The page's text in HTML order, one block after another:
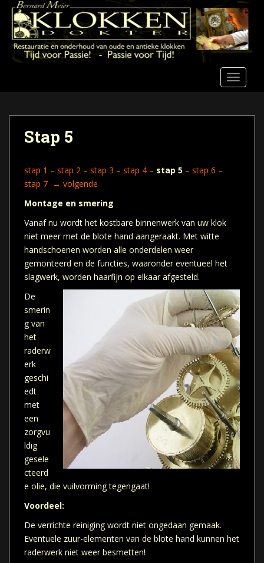
Stap 5
stap 1 – stap 2 – stap 3 – stap 4 – stap 5 – stap 6 –
stap 7 → volgende
Montage en smering
Vanaf nu wordt het kostbare binnenwerk van uw klok
niet meer met de blote hand aangeraakt. Met witte
handschoenen worden alle onderdelen weer
gemonteerd en de functies, waaronder eventueel het
slagwerk, worden haarfijn op elkaar afgesteld.
De
smerin
g van
het
raderw
erk
geschi
edt
met
een
zorgvu
ldig
gesele
cteerd
e olie, die vuilvorming tegengaat!
Voordeel:
De verrichte reiniging wordt niet ongedaan gemaak.
Eventuele zuur-elementen van de blote hand kunnen het
raderwerk niet weer besmetten!